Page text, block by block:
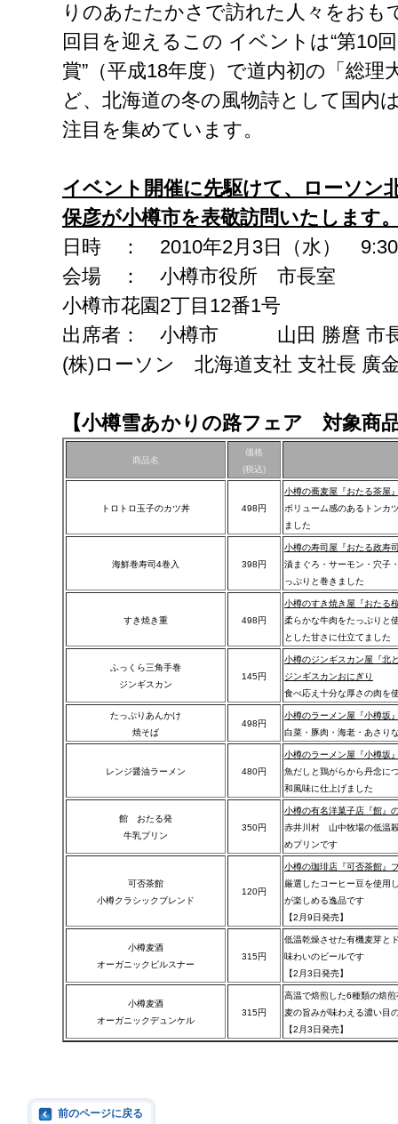
りのあたたかさで訪れた人々をおも
回目を迎えるこの イベントは“第
賞”（平成18年度）で道内初の「総理
ど、北海道の冬の風物詩として国内
注目を集めています。
イベント開催に先駆けて、ローソ
保彦が小樽市を表敬訪問いたします
日時 ： 2010年2月3日（水）
会場 ： 小樽市役所 市長室
小樽市花園2丁目12番1号
出席者： 小樽市 山田 勝麿 市
(株)ローソン 北海道支社 支社長 廣
【小樽雪あかりの路フェア 対象商
商品名
価格
(税込)
トロトロ玉子のカツ丼 498円
小樽の蕎麦屋『おたる茶屋
ボリューム感のあるトンカ
ました
海鮮巻寿司4巻入 398円
小樽の寿司屋『おたる政寿
漬まぐろ・サーモン・穴子
っぷりと巻きました
すき焼き重 498円
小樽のすき焼き屋『おたる
柔らかな牛肉をたっぷりと
とした甘さに仕立てました
ふっくら三角手巻
ジンギスカン
145円
小樽のジンギスカン屋『北
ジンギスカンおにぎり
食べ応え十分な厚さの肉を
たっぷりあんかけ
焼そば
498円
小樽のラーメン屋『小樽坂
白菜・豚肉・海老・あさり
レンジ醤油ラーメン 480円
小樽のラーメン屋『小樽坂
魚だしと鶏がらから丹念に
和風味に仕上げました
館 おたる発
牛乳プリン
350円
小樽の有名洋菓子店『館』
赤井川村 山中牧場の低温
めプリンです
可否茶館
小樽クラシックブレンド
120円
小樽の珈琲店『可否茶館』
厳選したコーヒー豆を使用
が楽しめる逸品です
【2月9日発売】
小樽麦酒
オーガニックピルスナー
315円
低温乾燥させた有機麦芽と
味わいのビールです
【2月3日発売】
小樽麦酒
オーガニックデュンケル
315円
高温で焙煎した6種類の焙
麦の旨みが味わえる濃い目
【2月3日発売】
前のページに戻る